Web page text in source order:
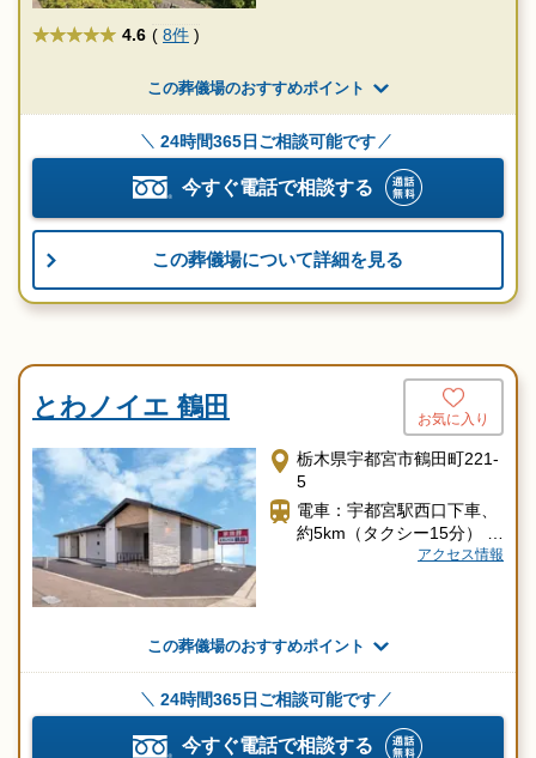
★★★★★ 4.6 ( 8件 )
この葬儀場のおすすめポイント
24時間365日ご相談可能です
今すぐ電話で相談する
この葬儀場について詳細を見る
とわノイエ 鶴田 お気に入り
栃木県宇都宮市鶴田町221-
5
電車：宇都宮駅西口下車、
約5km（タクシー15分）
車 ：鹿沼インター通り沿
アクセス情報
この葬儀場のおすすめポイント
24時間365日ご相談可能です
今すぐ電話で相談する